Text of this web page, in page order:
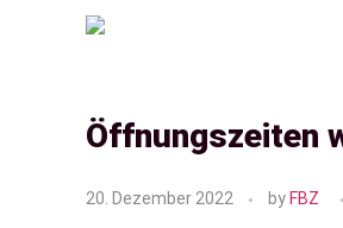
Öffnungszeiten
20. Dezember 2022 by FBZ